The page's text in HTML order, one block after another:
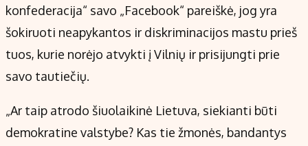
konfederacija“ savo „Facebook“ pareiškė, jog yra
šokiruoti neapykantos ir diskriminacijos mastu prieš
tuos, kurie norėjo atvykti į Vilnių ir prisijungti prie
savo tautiečių.
„Ar taip atrodo šiuolaikinė Lietuva, siekianti būti
demokratine valstybe? Kas tie žmonės, bandantys